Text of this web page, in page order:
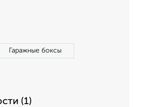
Гаражные боксы
(1)